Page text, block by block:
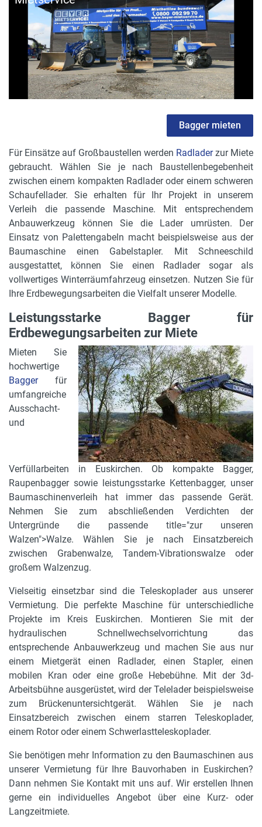
Bagger mieten
Für Einsätze auf Großbaustellen werden Radladerzur Miete
gebraucht. Wählen Sie je nach Baustellenbegebenheit
zwischen einem kompakten Radlader oder einem schweren
Schaufellader. Sie erhalten für Ihr Projekt in unserem
Verleih die passende Maschine. Mit entsprechendem
Anbauwerkzeug können Sie die Lader umrüsten. Der
Einsatz von Palettengabeln macht beispielsweise aus der
Baumaschine einen Gabelstapler. Mit Schneeschild
ausgestattet, können Sie einen Radlader sogar als
vollwertiges Winterräumfahrzeug einsetzen. Nutzen Sie für
Ihre Erdbewegungsarbeiten die Vielfalt unserer Modelle.
Leistungsstarke Bagger für
Erdbewegungsarbeiten zur Miete
Mieten Sie
hochwertige
Baggerfür
umfangreiche
Ausschacht-
und
Verfüllarbeiten in Euskirchen. Ob kompakte Bagger,
Raupenbagger sowie leistungsstarke Kettenbagger, unser
Baumaschinenverleih hat immer das passende Gerät.
Nehmen Sie zum abschließenden Verdichten der
Untergründe die passende title="zur unseren
Walzen">Walze. Wählen Sie je nach Einsatzbereich
zwischen Grabenwalze, Tandem-Vibrationswalze oder
großem Walzenzug.
Vielseitig einsetzbar sind die Teleskoplader aus unserer
Vermietung. Die perfekte Maschine für unterschiedliche
Projekte im Kreis Euskirchen. Montieren Sie mit der
hydraulischen Schnellwechselvorrichtung das
entsprechende Anbauwerkzeug und machen Sie aus nur
einem Mietgerät einen Radlader, einen Stapler, einen
mobilen Kran oder eine große Hebebühne. Mit der 3d-
Arbeitsbühne ausgerüstet, wird der Telelader beispielsweise
zum Brückenuntersichtgerät. Wählen Sie je nach
Einsatzbereich zwischen einem starren Teleskoplader,
einem Rotor oder einem Schwerlastteleskoplader.
Sie benötigen mehr Information zu den Baumaschinen aus
unserer Vermietung für Ihre Bauvorhaben in Euskirchen?
Dann nehmen Sie Kontakt mit uns auf. Wir erstellen Ihnen
gerne ein individuelles Angebot über eine Kurz- oder
Langzeitmiete.